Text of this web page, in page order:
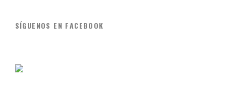
SÍGUENOS EN FACEBOOK